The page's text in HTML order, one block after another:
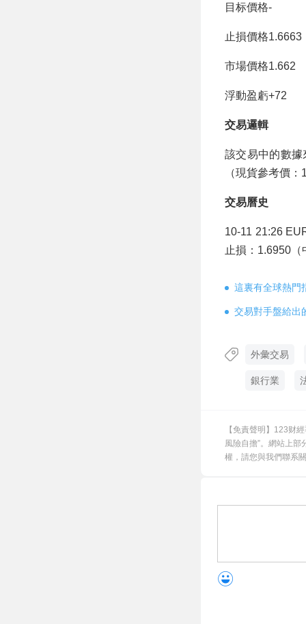
目标價格-
止損價格1.6663
市場價格1.662
浮動盈虧+72
交易邏輯
該交易中的數據
（現貨參考價
交易曆史
10-11 21:26
止損：1.6950（
這裏有全球熱門
交易對手盤給出
外彙交易
銀行業
【免責聲明】123财
風險自擔”。網站上
權，請您與我們聯系